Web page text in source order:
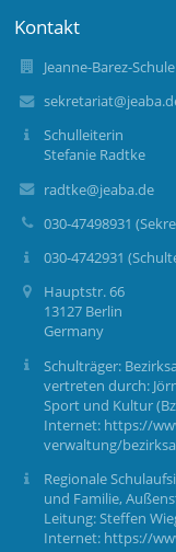
Kontakt
Jeanne-Barez-
Schulleiterin
Stefanie Radtke
radtke@jeaba.de
030-47498931
030-4742931
Hauptstr. 66
13127 Berlin
Germany
Schulträger:
vertreten durch:
Sport und Kultur
Internet: https://
verwaltung/
Regionale
und Familie,
Leitung: Steffen
Internet: https://